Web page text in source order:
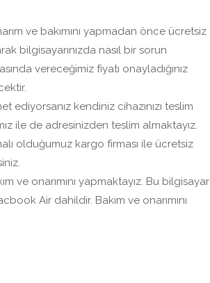
ve bakımını yapmadan önce ücretsiz
bilgisayarınızda nasıl bir sorun
vereceğimiz fiyatı onayladığınız
ediyorsanız kendiniz cihazınızı teslim
ile de adresinizden teslim almaktayız.
olduğumuz kargo firması ile ücretsiz
ve onarımını yapmaktayız. Bu bilgisayar
Air dahildir. Bakım ve onarımını